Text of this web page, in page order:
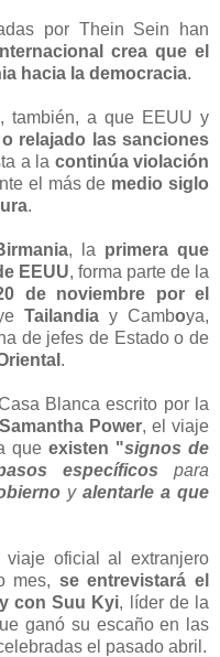
por Thein Sein han
crea que el
hacia la democracia.
también, a que EEUU y
o relajado las sanciones
a la continúa violación
el más de medio siglo
.
, la primera que
EEUU, forma parte de la
de noviembre por el
Tailandiay Camboya,
de jefes de Estado o de
.
Blanca escrito por la
Samantha Power, el viaje
queexisten "signos de
específicos para
y alentarle a que
viaje oficial al extranjero
mes, se entrevistará el
con Suu Kyi, líder de la
ganó su escaño en las
el pasado abril.